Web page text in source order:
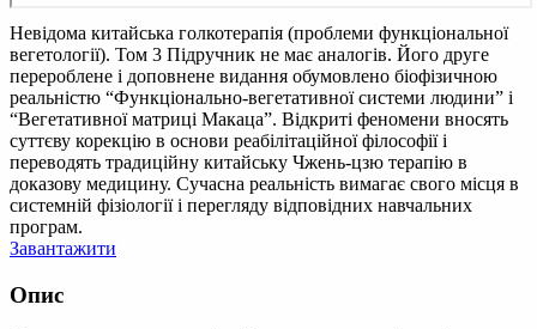
Невідома китайська голкотерапія (проблеми функціональної
вегетології). Том 3 Підручник не має аналогів. Його друге
перероблене і доповнене видання обумовлено біофізичною
реальністю “Функціонально-вегетативної системи людини” і
“Вегетативної матриці Макаца”. Відкриті феномени вносять
суттєву корекцію в основи реабілітаційної філософії і
переводять традиційну китайську Чжень-цзю терапію в
доказову медицину. Сучасна реальність вимагає свого місця в
системній фізіології і перегляду відповідних навчальних
програм.
Завантажити
Опис